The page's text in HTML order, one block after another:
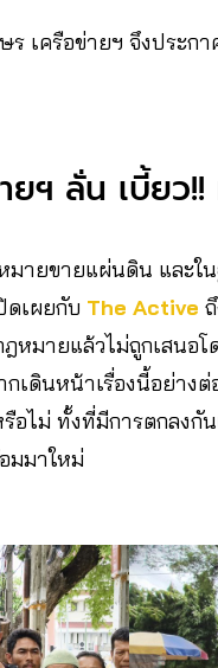
เครือข่ายฯ จึงประก
ฯ ลั่น เบี้ยว
มายขายแผ่นดิน และ
ดเผยกับ The Active
หมายแล้วไม่ถูกเสนอ
ดินหน้าเรื่องนี้อย่างต่
อไม่ ทั้งที่มีการตกลงกั
มมาใหม่